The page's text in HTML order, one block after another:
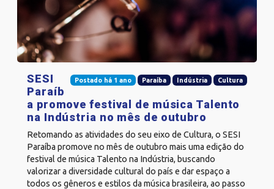
Postado há 1 ano Paraíba Indústria Cultura
SESI
Paraíb
a promove festival de música Talento
na Indústria no mês de outubro
Retomando as atividades do seu eixo de Cultura, o SESI
Paraíba promove no mês de outubro mais uma edição do
festival de música Talento na Indústria, buscando
valorizar a diversidade cultural do país e dar espaço a
todos os gêneros e estilos da música brasileira, ao passo